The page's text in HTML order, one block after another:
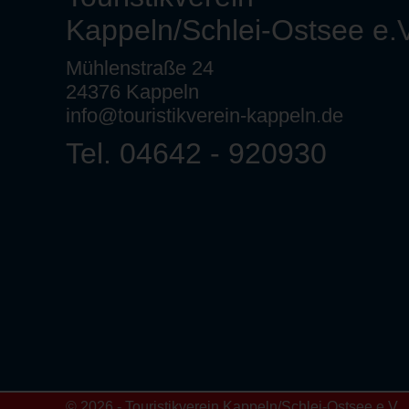
Kappeln/Schlei-Ostsee
Mühlenstraße 24
24376 Kappeln
info@touristikverein-kappeln.de
Tel. 04642 - 920930